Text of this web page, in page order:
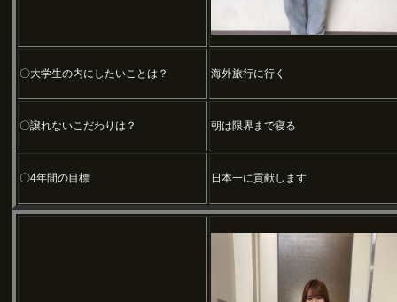
〇大学生の内にしたいことは？ 海外旅行に行く
〇譲れないこだわりは？ 朝は限界まで寝る
〇4年間の目標 日本一に貢献します